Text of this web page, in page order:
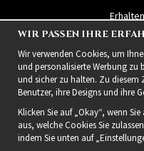
WIR PASSEN IHRE
Wir verwenden Cookies, um
und personalisierte Werbung zu
und sicher zu halten. Zu
Benutzer, ihre Designs und ihre
Klicken Sie auf „Okay“, wenn
aus, welche Cookies Sie
indem Sie unten auf